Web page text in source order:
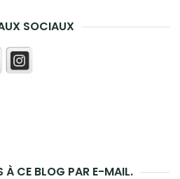
SOCIAUX
À CE BLOG PAR E-MAIL.